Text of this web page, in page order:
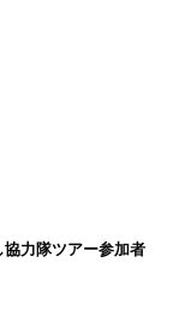
協力隊ツアー参加者